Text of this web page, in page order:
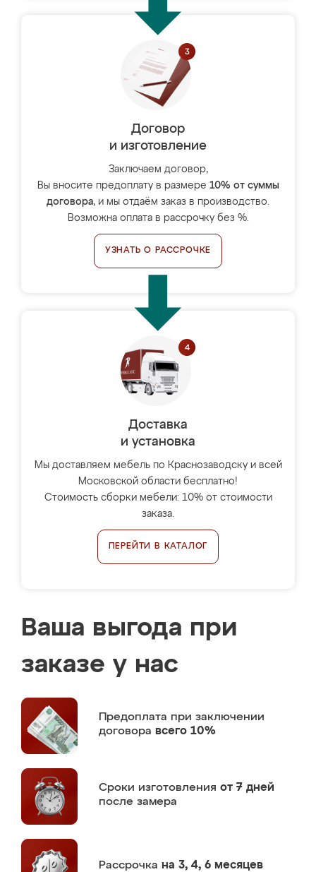
Договор
и изготовление
Заключаем договор,
Вы вносите предоплату в размере 10% от суммы
договора, и мы отдаём заказ в производство.
Возможна оплата в рассрочку без %.
УЗНАТЬ О РАССРОЧКЕ
Доставка
и установка
Мы доставляем мебель по Краснозаводску и всей
Московской области бесплатно!
Стоимость сборки мебели: 10% от стоимости
заказа.
ПЕРЕЙТИ В КАТАЛОГ
Ваша выгода при
заказе у нас
Предоплата при заключении
договора всего 10%
Сроки изготовления от 7 дней
после замера
Рассрочка на 3, 4, 6 месяцев